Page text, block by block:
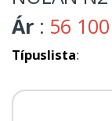
Ár : 56
Típuslista: